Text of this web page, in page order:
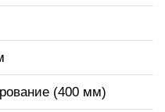
(400 мм)